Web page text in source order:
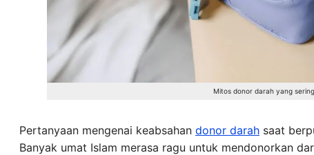
Mitos donor darah yang sering
Pertanyaan mengenai keabsahan donor darah saat
Banyak umat Islam merasa ragu untuk mendonorkan